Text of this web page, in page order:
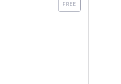
FREE